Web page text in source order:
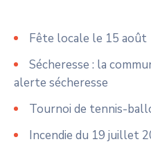
Fête locale le 15 août
Sécheresse : la
alerte sécheresse
Tournoi de tennis-
Incendie du 19 juillet